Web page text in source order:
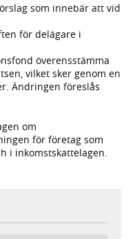
som innebär att vid
för delägare i
överensstämma
vilket sker genom en
Ändringen föreslås
om
för företag som
i inkomstskattelagen.